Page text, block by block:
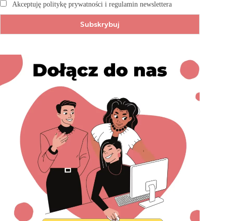
Akceptuję politykę prywatności i regulamin newslettera